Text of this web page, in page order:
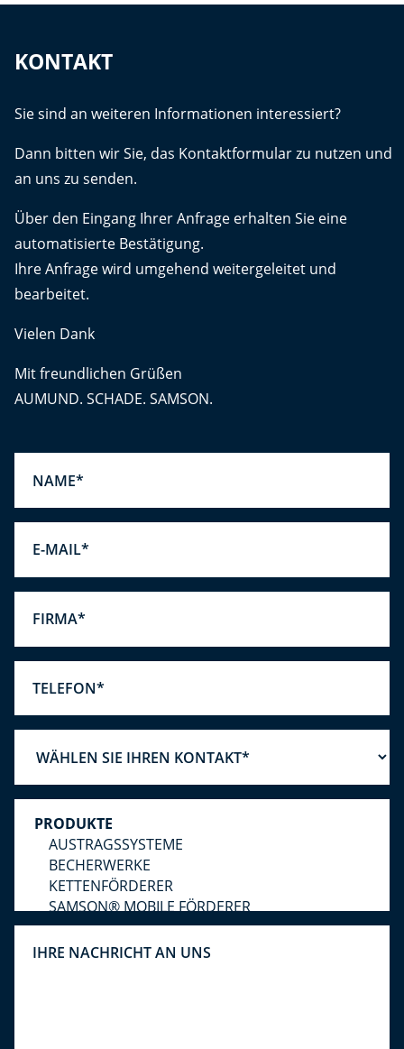
KONTAKT
Sie sind an weiteren Informationen interessiert?
Dann bitten wir Sie, das Kontaktformular zu nutzen und
an uns zu senden.
Über den Eingang Ihrer Anfrage erhalten Sie eine
automatisierte Bestätigung.
Ihre Anfrage wird umgehend weitergeleitet und
bearbeitet.
Vielen Dank
Mit freundlichen Grüßen
AUMUND. SCHADE. SAMSON.